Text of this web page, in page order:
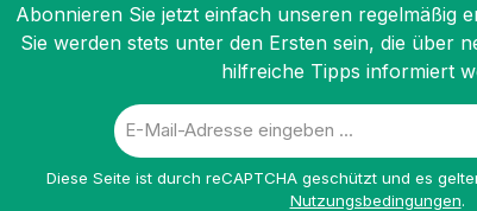
Abonnieren Sie jetzt einfach unseren regelmäßig
Sie werden stets unter den Ersten sein, die über
hilfreiche Tipps informiert
E-
Mail-
Diese Seite ist durch reCAPTCHA geschützt und es
Nutzungsbedingungen.